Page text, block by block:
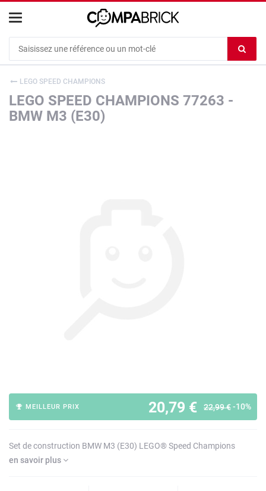
le
LEGO SPEED CHAMPIONS
LEGO SPEED CHAMPIONS 77263 -
BMW M3 (E30)
20,79 € 22,99 €-10%
MEILLEUR PRIX
Set de construction BMW M3 (E30) LEGO® Speed Champions
en savoir plus
Cookies management panel